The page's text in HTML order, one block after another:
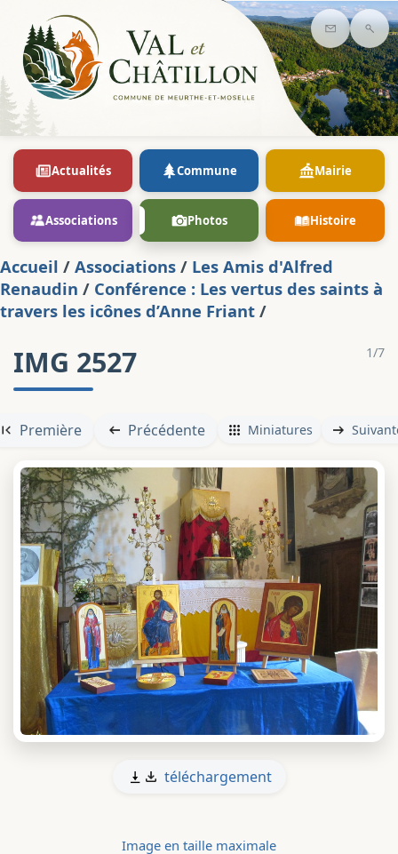
Contact
Actualités Commune Mairie
Associations Photos Histoire
Accueil / Associations / Les Amis d'Alfred
Renaudin / Conférence : Les vertus des saints à
travers les icônes d’Anne Friant /
1/7
IMG 2527
Première Précédente Miniatures
téléchargement
Image en taille maximale